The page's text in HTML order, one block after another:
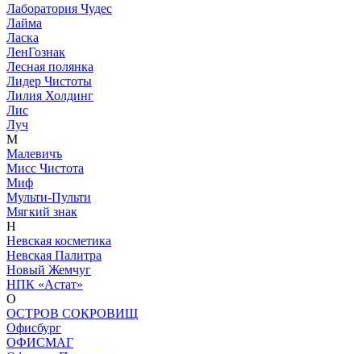
Лаборатория Чудес
Лайма
Ласка
ЛенГознак
Лесная полянка
Лидер Чистоты
Лилия Холдинг
Лис
Луч
М
Малевичъ
Мисс Чистота
Миф
Мульти-Пульти
Мягкий знак
Н
Невская косметика
Невская Палитра
Новый Жемчуг
НПК «Астат»
О
ОСТРОВ СОКРОВИЩ
Офисбург
ОФИСМАГ